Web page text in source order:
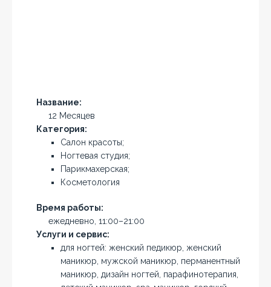
Название:
12 Месяцев
Категория:
Салон красоты;
Ногтевая студия;
Парикмахерская;
Косметология
Время работы:
ежедневно, 11:00–21:00
Услуги и сервис:
для ногтей: женский педикюр, женский
маникюр, мужской маникюр, перманентный
маникюр, дизайн ногтей, парафинотерапия,